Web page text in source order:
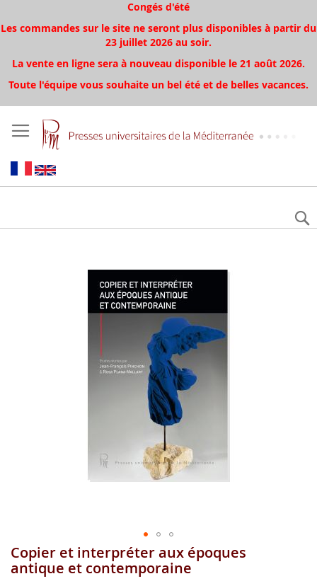
Congés d'été
Les commandes sur le site ne seront plus disponibles à partir du
23 juillet 2026 au soir.
La vente en ligne sera à nouveau disponible le 21 août 2026.
Toute l'équipe vous souhaite un bel été et de belles vacances.
Skip
to
Copier et interpréter aux époques
antique et contemporaine